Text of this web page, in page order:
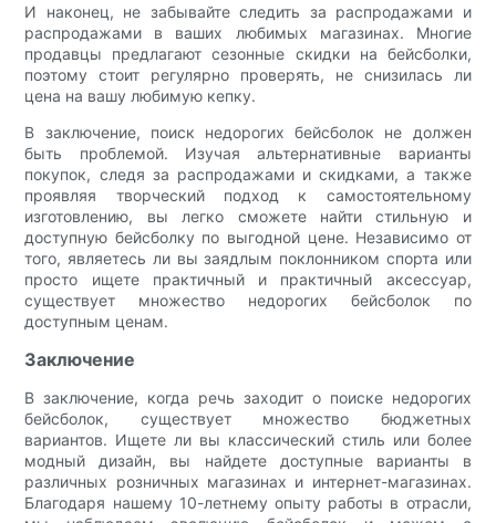
И наконец, не забывайте следить за распродажами и
распродажами в ваших любимых магазинах. Многие
продавцы предлагают сезонные скидки на бейсболки,
поэтому стоит регулярно проверять, не снизилась ли
цена на вашу любимую кепку.
В заключение, поиск недорогих бейсболок не должен
быть проблемой. Изучая альтернативные варианты
покупок, следя за распродажами и скидками, а также
проявляя творческий подход к самостоятельному
изготовлению, вы легко сможете найти стильную и
доступную бейсболку по выгодной цене. Независимо от
того, являетесь ли вы заядлым поклонником спорта или
просто ищете практичный и практичный аксессуар,
существует множество недорогих бейсболок по
доступным ценам.
Заключение
В заключение, когда речь заходит о поиске недорогих
бейсболок, существует множество бюджетных
вариантов. Ищете ли вы классический стиль или более
модный дизайн, вы найдете доступные варианты в
различных розничных магазинах и интернет-магазинах.
Благодаря нашему 10-летнему опыту работы в отрасли,